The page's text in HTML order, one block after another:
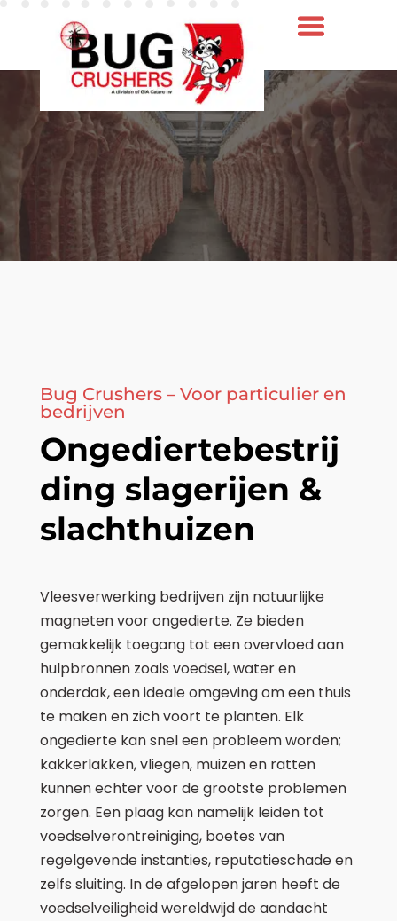
Bug Crushers – Voor particulier en
bedrijven
Ongediertebestrij
ding slagerijen &
slachthuizen
Vleesverwerking bedrijven zijn natuurlijke
magneten voor ongedierte. Ze bieden
gemakkelijk toegang tot een overvloed aan
hulpbronnen zoals voedsel, water en
onderdak, een ideale omgeving om een thuis
te maken en zich voort te planten. Elk
ongedierte kan snel een probleem worden;
kakkerlakken, vliegen, muizen en ratten
kunnen echter voor de grootste problemen
zorgen. Een plaag kan namelijk leiden tot
voedselverontreiniging, boetes van
regelgevende instanties, reputatieschade en
zelfs sluiting. In de afgelopen jaren heeft de
voedselveiligheid wereldwijd de aandacht